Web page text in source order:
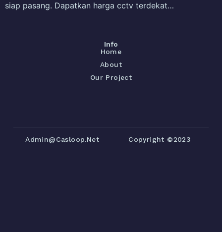
siap pasang. Dapatkan harga cctv terdekat…
Info
Home
About
Our Project
Admin@casloop.net Copyright ©2023